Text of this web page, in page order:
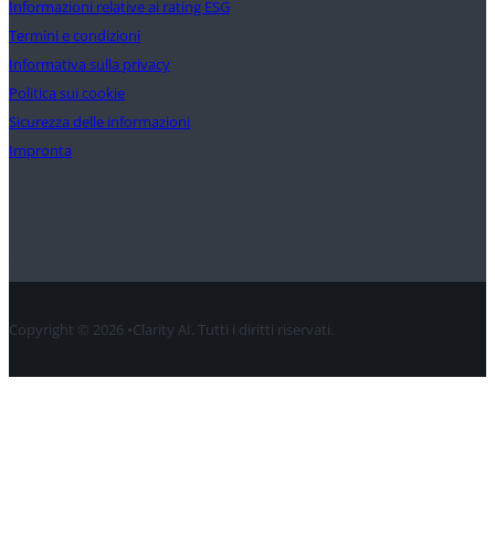
Informazioni relative ai rating ESG
Termini e condizioni
Informativa sulla privacy
Politica sui cookie
Sicurezza delle informazioni
Impronta
Copyright © 2026 •Clarity AI. Tutti i diritti riservati.